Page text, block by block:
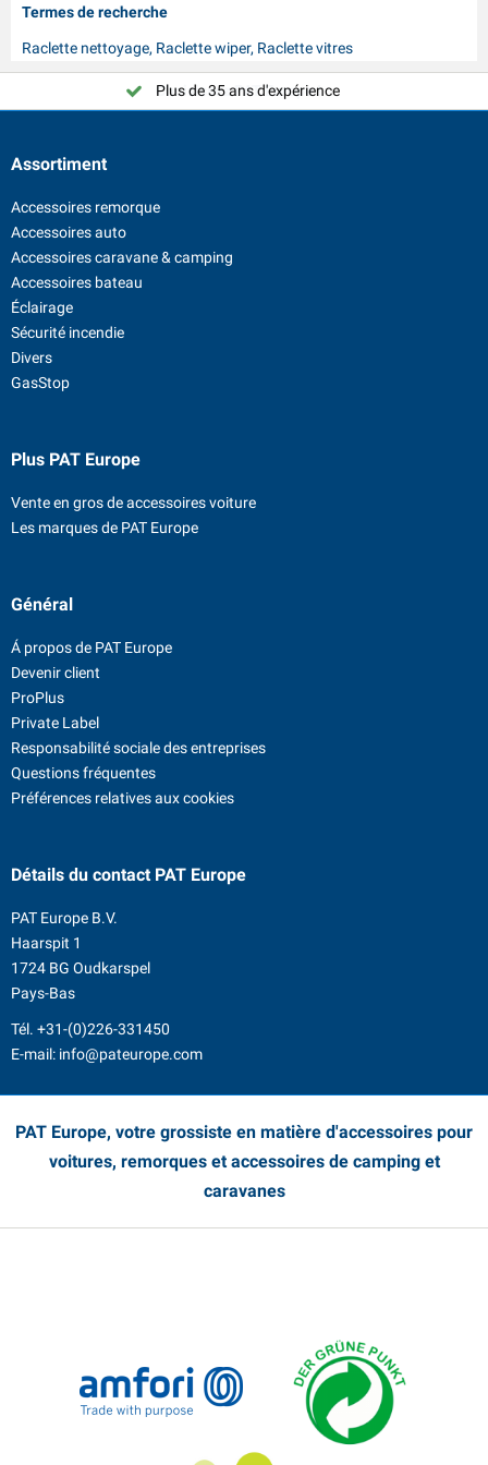
Termes de recherche
Raclette nettoyage, Raclette wiper, Raclette vitres
Choisissez PAT Europe !
Plus de 35 ans d'expérience
Assortiment
Accessoires remorque
Accessoires auto
Accessoires caravane & camping
Accessoires bateau
Éclairage
Sécurité incendie
Divers
GasStop
Plus PAT Europe
Vente en gros de accessoires voiture
Les marques de PAT Europe
Général
Á propos de PAT Europe
Devenir client
ProPlus
Private Label
Responsabilité sociale des entreprises
Questions fréquentes
Préférences relatives aux cookies
Détails du contactPAT Europe
PAT Europe B.V.
Haarspit 1
1724 BG Oudkarspel
Pays-Bas
Tél. +31-(0)226-331450
E-mail: info@pateurope.com
PAT Europe, votre grossiste en matière d'accessoires pour
voitures, remorques et accessoires de camping et
caravanes